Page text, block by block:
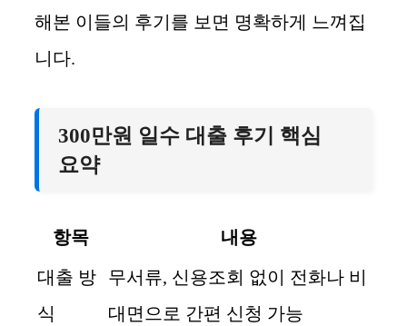
해본 이들의 후기를 보면 명확하게 느껴집
니다.
300만원 일수 대출 후기 핵심
요약
항목
내용
대출 방
식
무서류, 신용조회 없이 전화나 비
대면으로 간편 신청 가능